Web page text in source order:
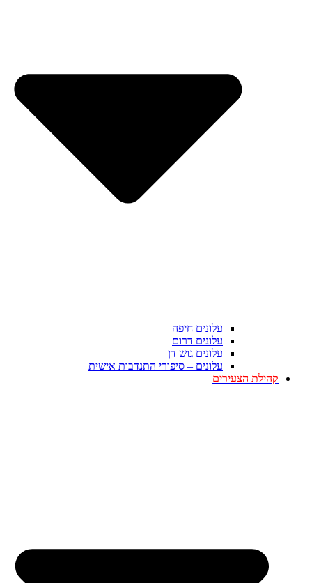
עלונים חיפה
עלונים דרום
עלונים גוש דן
עלונים – סיפורי התנדבות אישית
קהילת הצעירים